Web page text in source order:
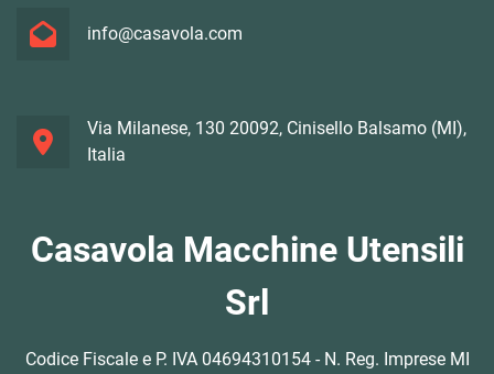
info@casavola.com
Via Milanese, 130 20092, Cinisello Balsamo (MI),
Italia
Casavola Macchine Utensili
Srl
Codice Fiscale e P. IVA 04694310154 - N. Reg. Imprese MI